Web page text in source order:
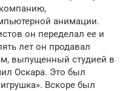
анимации.
он переделал ее и
лет он продавал
выпущенный студией в
Оскара. Это был
Вскоре был